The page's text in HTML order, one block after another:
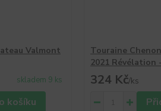
Valmont
skladem 9 ks
košíku
Touraine
2021 Révélation
324 Kč/ks